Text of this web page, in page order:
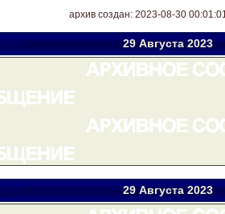
архив создан: 2023-08-30 00:01:01
29 Августа2023
29 Августа2023